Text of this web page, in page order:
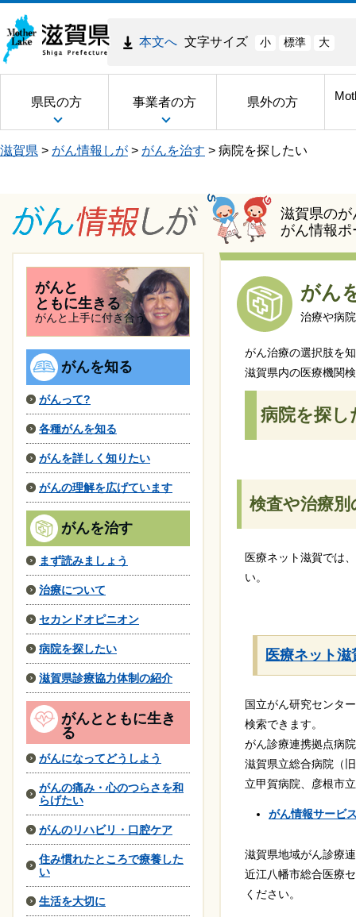
本文へ 文字サイズ 小 標準 大
県民の方 事業者の方 県外の方
滋賀県 > がん情報しが > がんを治す > 病院を探したい
滋賀県の
がん情報
がんと
ともに生きる
がんと上手に付き合う
がんを知る
がんって?
各種がんを知る
がんを詳しく知りたい
がんの理解を広げています
がんを治す
まず読みましょう
治療について
セカンドオピニオン
病院を探したい
滋賀県診療協力体制の紹介
がんとともに生き
る
がんになってどうしよう
がんの痛み・心のつらさを和
らげたい
がんのリハビリ・口腔ケア
住み慣れたところで療養した
い
生活を大切に
がん
治療や病
がん治療の選択肢を
滋賀県内の医療機関
病院を探し
検査や治療別
医療ネット滋賀では
い。
医療ネット
国立がん研究センタ
検索できます。
がん診療連携拠点病
滋賀県立総合病院（
立甲賀病院、彦根市
がん情報サービ
滋賀県地域がん診療
近江八幡市総合医療
ください。